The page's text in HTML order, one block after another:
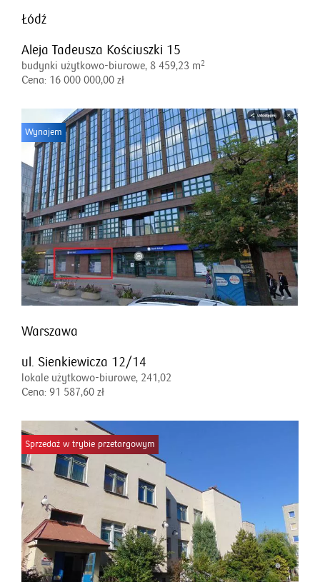
Łódź
Aleja Tadeusza Kościuszki 15
budynki użytkowo-biurowe, 8 459,23 m2
Cena: 16 000 000,00 zł
Wynajem
Warszawa
ul. Sienkiewicza 12/14
lokale użytkowo-biurowe, 241,02
Cena: 91 587,60 zł
Sprzedaż w trybie przetargowym